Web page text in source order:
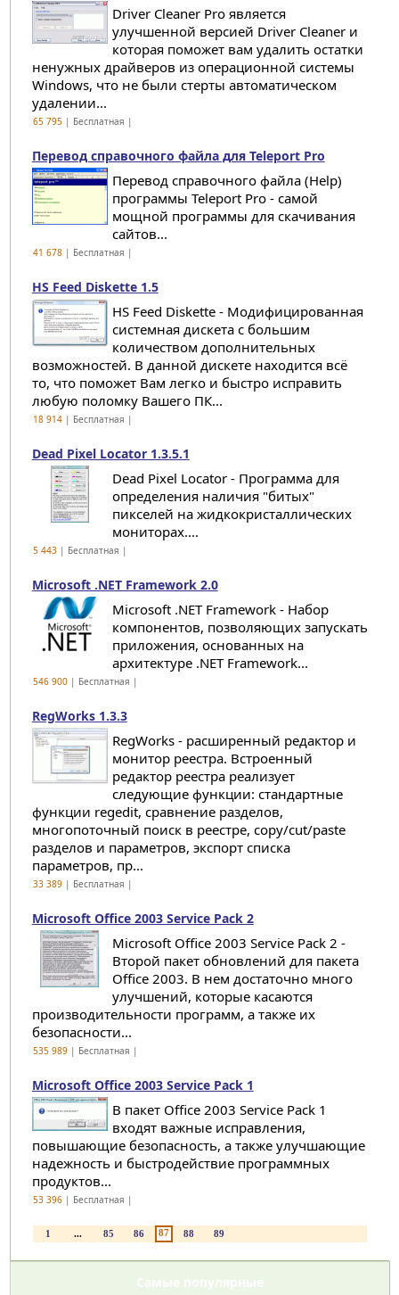
Driver Cleaner Pro является
улучшенной версией Driver Cleaner и
которая поможет вам удалить остатки
ненужных драйверов из операционной системы
Windows, что не были стерты автоматическом
удалении...
65 795| Бесплатная |
Перевод справочного файла для Teleport Pro
Перевод справочного файла (Help)
программы Teleport Pro - самой
мощной программы для скачивания
сайтов...
41 678| Бесплатная |
HS Feed Diskette 1.5
HS Feed Diskette - Модифицированная
системная дискета с большим
количеством дополнительных
возможностей. В данной дискете находится всё
то, что поможет Вам легко и быстро исправить
любую поломку Вашего ПК...
18 914| Бесплатная |
Dead Pixel Locator 1.3.5.1
Dead Pixel Locator - Программа для
определения наличия "битых"
пикселей на жидкокристаллических
мониторах....
5 443| Бесплатная |
Microsoft .NET Framework 2.0
Microsoft .NET Framework - Набор
компонентов, позволяющих запускать
приложения, основанных на
архитектуре .NET Framework...
546 900| Бесплатная |
RegWorks 1.3.3
RegWorks - расширенный редактор и
монитор реестра. Встроенный
редактор реестра реализует
следующие функции: стандартные
функции regedit, сравнение разделов,
многопоточный поиск в реестре, copy/cut/paste
разделов и параметров, экспорт списка
параметров, пр...
33 389| Бесплатная |
Microsoft Office 2003 Service Pack 2
Microsoft Office 2003 Service Pack 2 -
Второй пакет обновлений для пакета
Office 2003. В нем достаточно много
улучшений, которые касаются
производительности программ, а также их
безопасности...
535 989| Бесплатная |
Microsoft Office 2003 Service Pack 1
В пакет Office 2003 Service Pack 1
входят важные исправления,
повышающие безопасность, а также улучшающие
надежность и быстродействие программных
продуктов...
53 396| Бесплатная |
1 ... 85 86 87 88 89
Самые популярные